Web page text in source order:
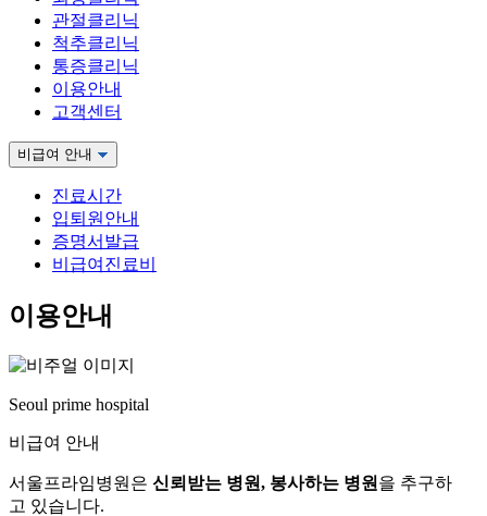
관절클리닉
척추클리닉
통증클리닉
이용안내
고객센터
비급여 안내
진료시간
입퇴원안내
증명서발급
비급여진료비
이용안내
Seoul prime hospital
비급여 안내
서울프라임병원은 신뢰받는 병원, 봉사하는 병원 을 추구하
고 있습니다.